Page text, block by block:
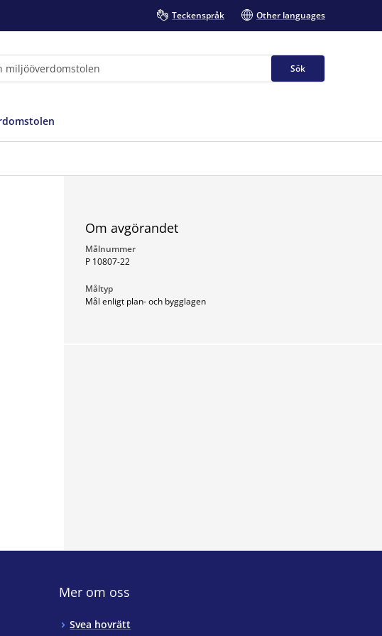
Teckenspråk Other languages
Sök
Om avgörandet
Målnummer
P 10807-22
Måltyp
Mål enligt plan- och bygglagen
Mer om oss
Svea hovrätt